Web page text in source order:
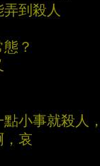
到殺人
？
小事就殺人
，哀